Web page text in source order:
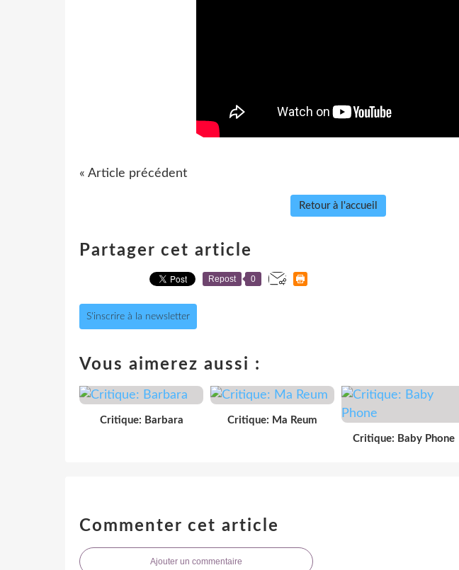
« Article précédent
Retour à l'accueil
Partager cet article
Repost 0
S'inscrire à la newsletter
Vous aimerez aussi :
Critique: Barbara
Critique: Ma Reum
Critique: Baby Phone
Commenter cet article
Ajouter un commentaire